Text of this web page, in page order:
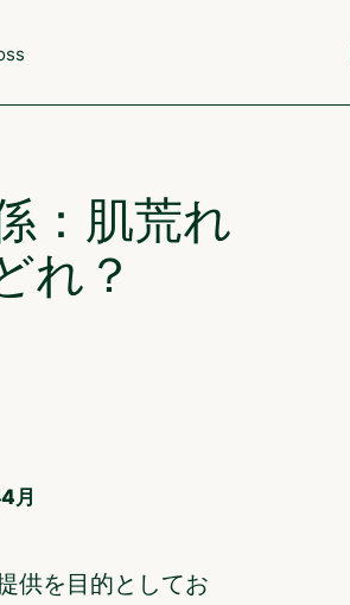
：肌荒れ
れ？
月
供を目的としてお